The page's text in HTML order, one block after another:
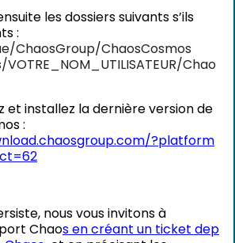
les dossiers suivants s’ils
:
ChaosGroup/ChaosCosmos
VOTRE_NOM_UTILISATEUR/Chao
et installez la dernière version de
:
?platform
nous vous invitons à
Chaos en créant un ticket dep